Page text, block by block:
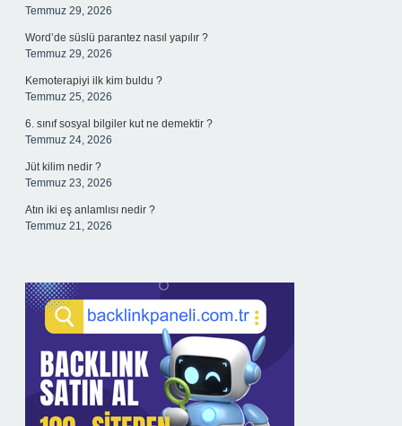
Temmuz 29, 2026
Word’de süslü parantez nasıl yapılır ?
Temmuz 29, 2026
Kemoterapiyi ilk kim buldu ?
Temmuz 25, 2026
6. sınıf sosyal bilgiler kut ne demektir ?
Temmuz 24, 2026
Jüt kilim nedir ?
Temmuz 23, 2026
Atın iki eş anlamlısı nedir ?
Temmuz 21, 2026